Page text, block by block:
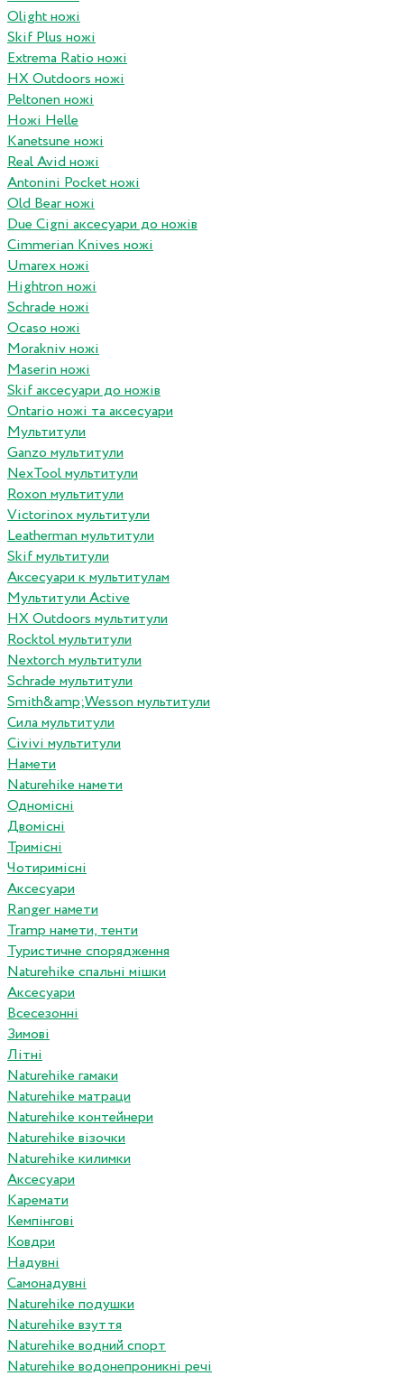
Olight ножі
Skif Plus ножі
Extrema Ratio ножі
HX Outdoors ножі
Peltonen ножі
Ножі Helle
Kanetsune ножі
Real Avid ножі
Antonini Pocket ножі
Old Bear ножі
Due Cigni аксесуари до ножів
Cimmerian Knives ножі
Umarex ножі
Hightron ножі
Schrade ножі
Ocaso ножі
Morakniv ножі
Maserin ножі
Skif аксесуари до ножів
Ontario ножі та аксесуари
Мультитули
Ganzo мультитули
NexTool мультитули
Roxon мультитули
Victorinox мультитули
Leatherman мультитули
Skif мультитули
Аксесуари к мультитулам
Мультитули Active
HX Outdoors мультитули
Rocktol мультитули
Nextorch мультитули
Schrade мультитули
Smith&amp;Wesson мультитули
Сила мультитули
Civivi мультитули
Намети
Naturehike намети
Одномісні
Двомісні
Тримісні
Чотиримісні
Аксесуари
Ranger намети
Tramp намети, тенти
Туристичне спорядження
Naturehike спальні мішки
Аксесуари
Всесезонні
Зимові
Літні
Naturehike гамаки
Naturehike матраци
Naturehike контейнери
Naturehike візочки
Naturehike килимки
Аксесуари
Каремати
Кемпінгові
Ковдри
Надувні
Самонадувні
Naturehike подушки
Naturehike взуття
Naturehike водний спорт
Naturehike водонепроникні речі